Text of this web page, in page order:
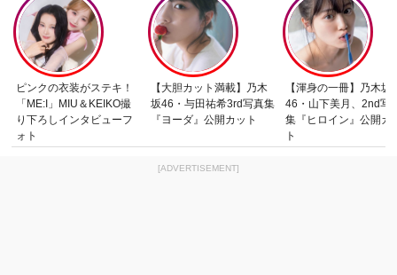
ピンクの衣装がステキ！
「ME:I」MIU＆KEIKO撮
り下ろしインタビューフ
ォト
【大胆カット満載】乃木
坂46・与田祐希3rd写真集
『ヨーダ』公開カット
【渾身の一冊】乃木坂
46・山下美月、2nd写
集『ヒロイン』公開カ
ト
[ADVERTISEMENT]